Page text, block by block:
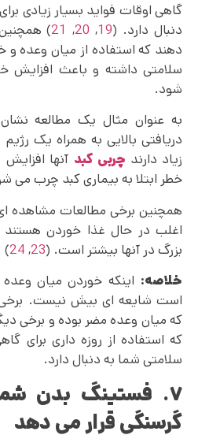
گاهی اوقات فواید بسیار زیادی
دنبال دارد. (19
,
20
,
21
)
دهند که استفاده از میان وعده و
سلامتی داشته و باعث افزایش
شود.
به عنوان مثال یک مطالعه
دریافتی بالایی به همراه یک
زیاد دارند چربی کبد آنها
خطر ابتلا به بیماری کبد چرب می
همچنین برخی مطالعات مشاهده
اغلب در حال غذا خوردن هستند
بزرگ در آنها بیشتر است. (23
,
24
)
خلاصه: اینکه خوردن میان
است شایعه ای بیش نیست.
که میان وعده مضر بوده و برخی
که استفاده از روزه‌ داری برای
سلامتی شما به دنبال دارد.
۷. فستینگ بدن
گرسنگی قرار می دهد